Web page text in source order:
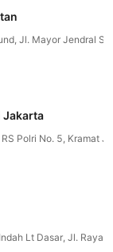
Jl. Mayor Jendral
Jakarta
Polri No. 5, Kramat
Lt Dasar, Jl. Raya